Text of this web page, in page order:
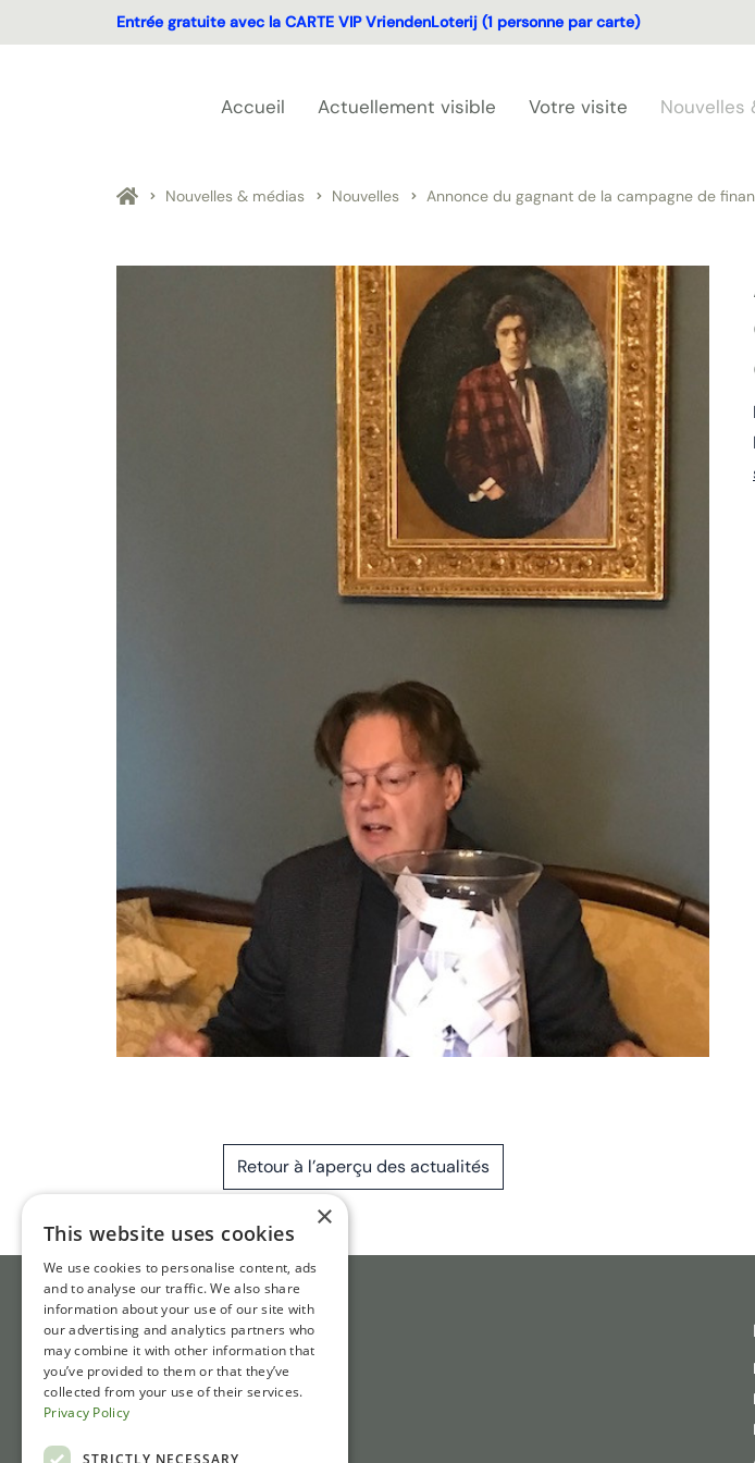
Entrée gratuite avec la CARTE VIP VriendenLoterij (1 personne par carte)
Accueil Actuellement visible Votre visite Nouvelles
Nouvelles & médias Nouvelles Annonce du gagnant de la campagne de
Retour à l’aperçu des actualités
×
This website uses cookies
We use cookies to personalise content, ads
and to analyse our traffic. We also share
information about your use of our site with
our advertising and analytics partners who
may combine it with other information that
you’ve provided to them or that they’ve
collected from your use of their services.
Privacy Policy
STRICTLY NECESSARY